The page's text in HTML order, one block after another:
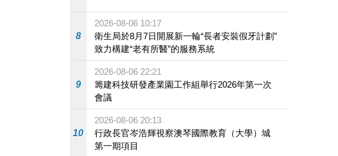
8
2026-08-06 10:17
衛生局於8月7日開展新一輪“長者安裝假牙計劃”
致力構建“老有所醫”的服務系統
9
2026-08-06 22:21
籌建科技研發產業園工作組舉行2026年第一次
會議
10
2026-08-06 20:13
行政長官岑浩輝視察澳琴國際教育（大學）城
第一期項目